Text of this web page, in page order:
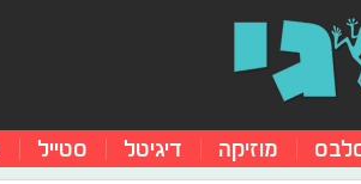
מוזיקה דיגיטל סטייל